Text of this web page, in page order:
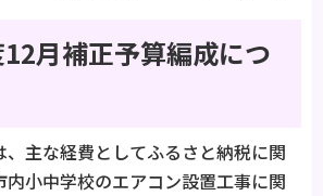
月補正予算編成につ
主な経費としてふるさと納税に関
内小中学校のエアコン設置工事に関